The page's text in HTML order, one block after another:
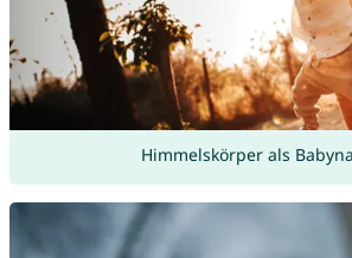
Himmelskörper als